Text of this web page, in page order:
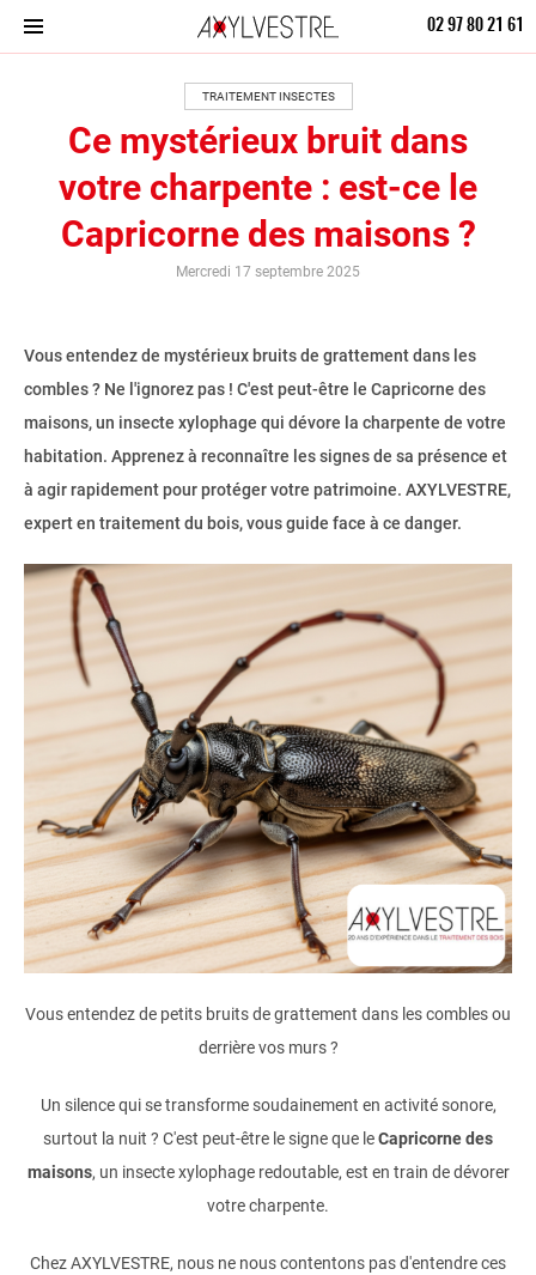
02 97 80 21 61
TRAITEMENT INSECTES
Ce mystérieux bruit dans
votre charpente : est-ce le
Capricorne des maisons ?
Mercredi 17 septembre 2025
Vous entendez de mystérieux bruits de grattement dans les
combles ? Ne l'ignorez pas ! C'est peut-être le Capricorne des
maisons, un insecte xylophage qui dévore la charpente de votre
habitation. Apprenez à reconnaître les signes de sa présence et
à agir rapidement pour protéger votre patrimoine. AXYLVESTRE,
expert en traitement du bois, vous guide face à ce danger.
Vous entendez de petits bruits de grattement dans les combles ou
derrière vos murs ?
Un silence qui se transforme soudainement en activité sonore,
surtout la nuit ? C'est peut-être le signe que leCapricorne des
maisons, un insecte xylophage redoutable, est en train de dévorer
votre charpente.
Chez AXYLVESTRE, nous ne nous contentons pas d'entendre ces